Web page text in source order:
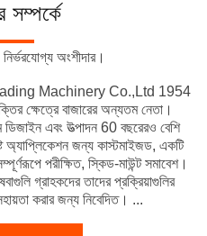
সম্পর্কে
অংশীদার।
Machinery Co.,Ltd 1954
ক্ষেত্রে বাজারের অন্যতম নেতা।
ডিজাইন এবং উত্পাদন 60 বছরেরও বেশি
অ্যাপ্লিকেশন জন্য কাস্টমাইজড, একটি
পরীক্ষিত, স্কিড-মাউন্ট সমাবেশ।
গ্রাহকদের তাদের প্রক্রিয়াগুলির
করার জন্য নিবেদিত। ...